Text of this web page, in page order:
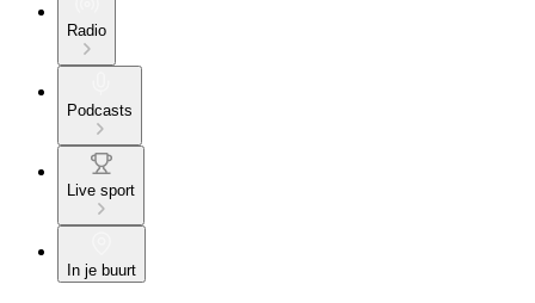
Radio
Podcasts
Live sport
In je buurt